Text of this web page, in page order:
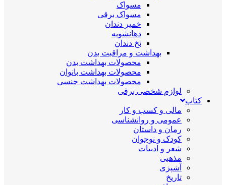
مسواک
مسواک برقی
خمیر دندان
دهانشویه
نخ دندان
بهداشت و مراقبت بدن
محصولات بهداشت بدن
محصولات بهداشت بانوان
محصولات بهداشت جنسی
لوازم شخصی برقی
کتاب
مالی و کسب و کار
عمومی و روانشناسی
رمان و داستان
کودک و نوجوان
شعر و ادبیات
مذهبی
آشپزی
تاریخ